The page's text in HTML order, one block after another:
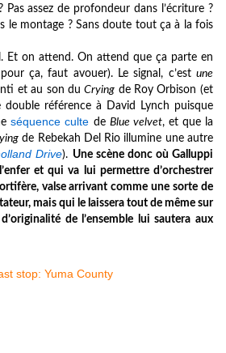
Pas assez de profondeur dans l’écriture ?
le montage ? Sans doute tout ça à la fois
Et on attend. On attend que ça parte en
ça, faut avouer). Le signal, c’est une
et au son duCrying de Roy Orbison (et
référence à David Lynch puisque
séquence culte de Blue velvet, et que la
de Rebekah Del Rio illumine une autre
Drive). Une scène donc où Galluppi
et qui va lui permettre d’orchestrer
valse arrivant comme une sorte de
mais qui le laissera tout de même sur
de l’ensemble lui sautera aux